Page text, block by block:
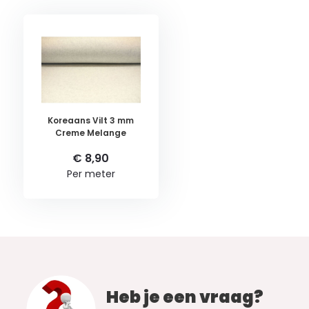
Koreaans Vilt 3 mm
Creme Melange
€ 8,90
Per meter
Heb je een vraag?